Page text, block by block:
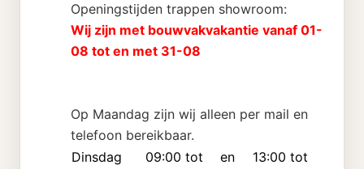
Openingstijden trappen showroom:
Wij zijn met bouwvakvakantie vanaf 01-
08 tot en met 31-08
Op Maandag zijn wij alleen per mail en
telefoon bereikbaar.
Dinsdag
09:00 tot
en
13:00 tot